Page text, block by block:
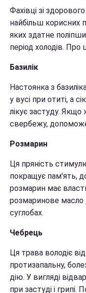
Фахівці зі
найбільш корисних
яких здатне
період холодів.
Базилік
Настоянка з
у вусі при отиті, а
лікує застуду.
свербежу, допоможе
Розмарин
Ця пряність
покращує пам'ять,
розмарин має
розмаринове масло
суглобах.
Чебрець
Ця трава володіє
протизапальну,
дію. У вигляді
при застуді і